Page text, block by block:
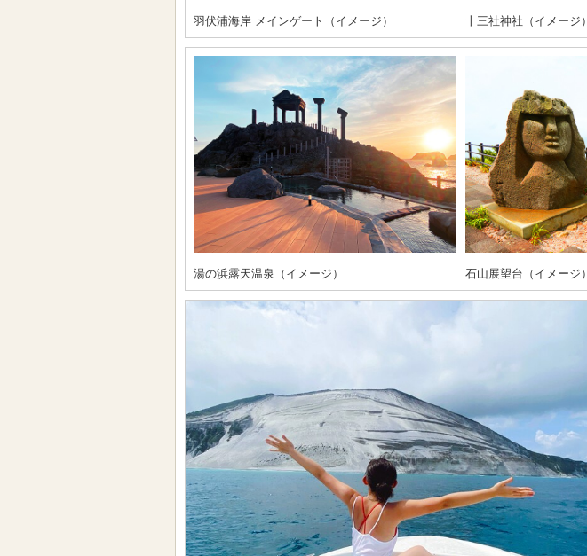
羽伏浦海岸 メインゲート（イメージ） 十三社神社（イメージ）
湯の浜露天温泉（イメージ） 石山展望台（イメージ）